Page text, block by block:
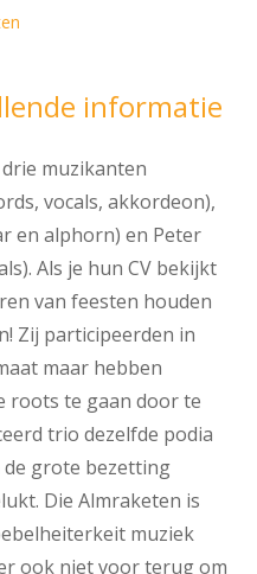
informatie
muzikanten
vocals, akkordeon),
en alphorn) en Peter
Als je hun CV bekijkt
van feesten houden
Zij participeerden in
maar hebben
roots te gaan door te
trio dezelfde podia
de grote bezetting
Die Almraketen is
muziek
ook niet voor terug om